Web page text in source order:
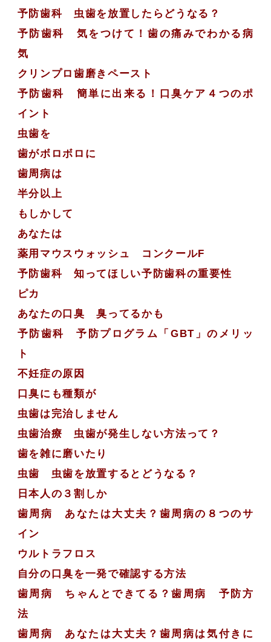
予防歯科 虫歯を放置したらどうなる？
予防歯科 気をつけて！歯の痛みでわかる病
気
クリンプロ歯磨きペースト
予防歯科 簡単に出来る！口臭ケア４つのポ
イント
虫歯を
歯がボロボロに
歯周病は
半分以上
もしかして
あなたは
薬用マウスウォッシュ コンクールF
予防歯科 知ってほしい予防歯科の重要性
ピカ
あなたの口臭 臭ってるかも
予防歯科 予防プログラム「GBT」のメリッ
ト
不妊症の原因
口臭にも種類が
虫歯は完治しません
虫歯治療 虫歯が発生しない方法って？
歯を雑に磨いたり
虫歯 虫歯を放置するとどうなる？
日本人の３割しか
歯周病 あなたは大丈夫？歯周病の８つのサ
イン
ウルトラフロス
自分の口臭を一発で確認する方法
歯周病 ちゃんとできてる？歯周病 予防方
法
歯周病 あなたは大丈夫？歯周病は気付きに